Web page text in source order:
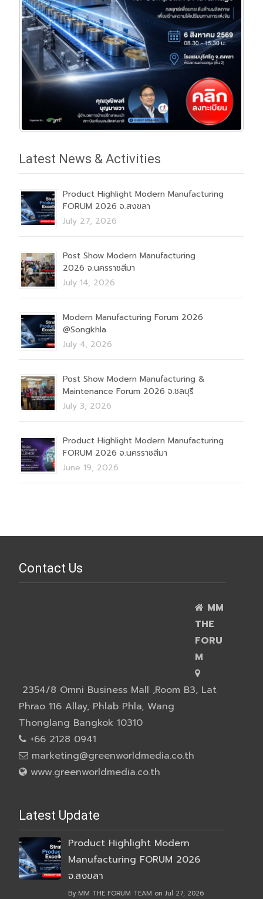
Latest News & Activities
Product Highlight Modern Manufacturing
FORUM 2026 จ.สงขลา
July 27, 2026
Post Show Modern Manufacturing
2026 จ.นครราชสีมา
July 14, 2026
Modern Manufacturing Forum 2026
@Songkhla
July 4, 2026
Post Show Modern Manufacturing &
Maintenance Forum 2026 จ.ชลบุรี
July 3, 2026
Product Highlight Modern Manufacturing
FORUM 2026 จ.นครราชสีมา
June 19, 2026
Contact Us
MM
THE
FORU
M
2354/8 Omni Business Mall ,Room B3, Lat
Phrao 116 Allay, Phlab Phla, Wang
Thonglang Bangkok 10310
+66 2128 0941
marketing@greenworldmedia.co.th
www.greenworldmedia.co.th
Latest Update
Product Highlight Modern
Manufacturing FORUM 2026
จ.สงขลา
By MM THE FORUM TEAM on Jul 27, 2026